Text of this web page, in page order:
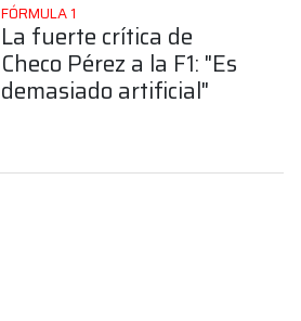
FÓRMULA 1
La fuerte crítica de
Checo Pérez a la F1: "Es
demasiado artificial"